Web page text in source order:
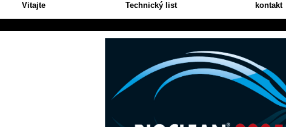
Vitajte Technický list kontakt